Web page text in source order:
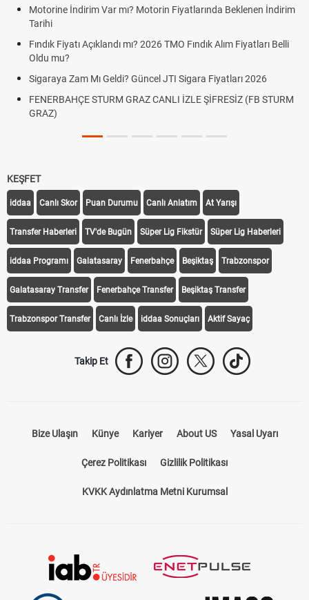
Motorine İndirim Var mı? Motorin Fiyatlarında Beklenen İndirim
Tarihi
Fındık Fiyatı Açıklandı mı? 2026 TMO Fındık Alım Fiyatları Belli
Oldu mu?
Sigaraya Zam Mı Geldi? Güncel JTI Sigara Fiyatları 2026
FENERBAHÇE STURM GRAZ CANLI İZLE ŞİFRESİZ (FB STURM
GRAZ)
KEŞFET
iddaa Canlı Skor Puan Durumu Canlı Anlatım At Yarışı
Transfer Haberleri TV'de Bugün Süper Lig Fikstür Süper Lig Haberleri
iddaa Programı Galatasaray Fenerbahçe Beşiktaş Trabzonspor
Galatasaray Transfer Fenerbahçe Transfer Beşiktaş Transfer
Trabzonspor Transfer Canlı İzle iddaa Sonuçları Aktif Sayaç
Takip Et
Bize Ulaşın Künye Kariyer About US Yasal Uyarı
Çerez Politikası Gizlilik Politikası
KVKK Aydınlatma Metni Kurumsal